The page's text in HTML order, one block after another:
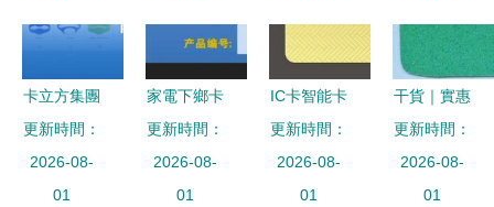
瑪特智能卡
系統
刷_世界工
廠網中國產
品信息庫
卡立方集團
RFID硅膠
手環新品震
撼上市，引
更新時間：
2026-08-
01
家電下鄉卡
制作指南
如何選擇專
業制卡工廠
更新時間：
2026-08-
01
IC卡智能卡
從工廠生產
到應用實踐
的全程解析
更新時間：
2026-08-
01
干貨｜實惠
供應高級鞋
材 · 品質現
貨選擇【深
更新時間：
2026-08-
01